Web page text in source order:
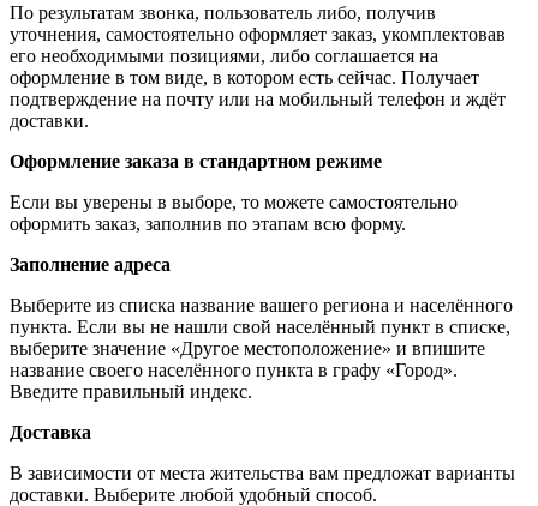
По результатам звонка, пользователь либо, получив
уточнения, самостоятельно оформляет заказ, укомплектовав
его необходимыми позициями, либо соглашается на
оформление в том виде, в котором есть сейчас. Получает
подтверждение на почту или на мобильный телефон и ждёт
доставки.
Оформление заказа в стандартном режиме
Если вы уверены в выборе, то можете самостоятельно
оформить заказ, заполнив по этапам всю форму.
Заполнение адреса
Выберите из списка название вашего региона и населённого
пункта. Если вы не нашли свой населённый пункт в списке,
выберите значение «Другое местоположение» и впишите
название своего населённого пункта в графу «Город».
Введите правильный индекс.
Доставка
В зависимости от места жительства вам предложат варианты
доставки. Выберите любой удобный способ.